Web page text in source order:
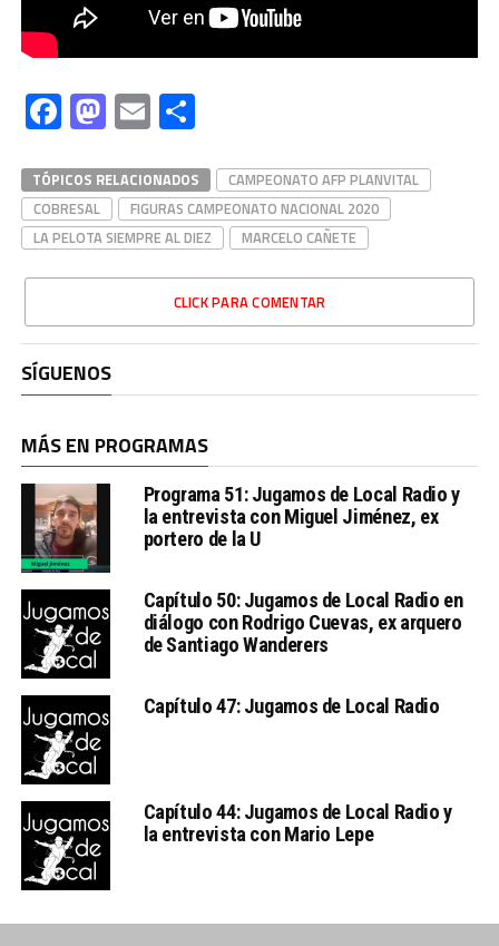
Facebook
Mastodon
EmailCompartir
TÓPICOS RELACIONADOS
CAMPEONATO AFP PLANVITAL
COBRESAL
FIGURAS CAMPEONATO NACIONAL 2020
LA PELOTA SIEMPRE AL DIEZ
MARCELO CAÑETE
CLICK PARA COMENTAR
SÍGUENOS
MÁS EN PROGRAMAS
Programa 51: Jugamos de Local Radio y
la entrevista con Miguel Jiménez, ex
portero de la U
Capítulo 50: Jugamos de Local Radio en
diálogo con Rodrigo Cuevas, ex arquero
de Santiago Wanderers
Capítulo 47: Jugamos de Local Radio
Capítulo 44: Jugamos de Local Radio y
la entrevista con Mario Lepe